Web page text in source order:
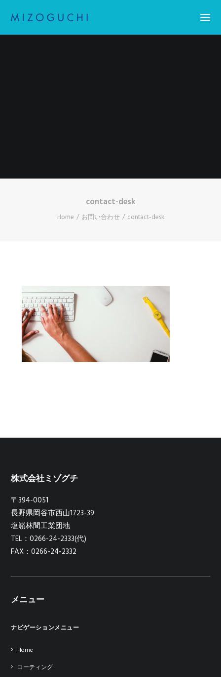
contact-desk
Home お問い合わせ contact-desk
株式会社ミゾグチ
〒394-0051
長野県岡谷市西山1723-39
塩嶺林間工業団地
TEL：0266-24-2333(代)
FAX：0266-24-2332
メニュー
ナビゲーションメニュー
Home
コーティング